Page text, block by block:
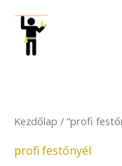
content
Kezdőlap / “profi
profi festőnyél